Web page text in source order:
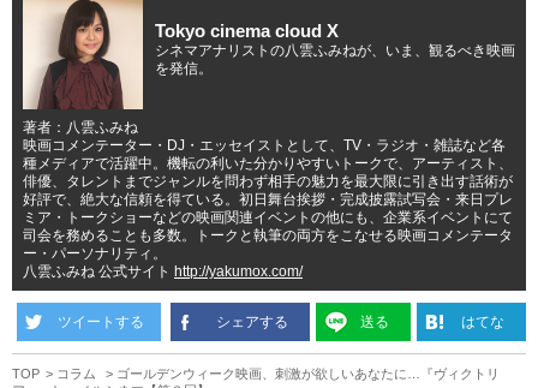
Tokyo cinema cloud X
シネマアナリストの八雲ふみねが、いま、観るべき映画
を発信。
著者：八雲ふみね
映画コメンテーター・DJ・エッセイストとして、TV・ラジオ・雑誌など各
種メディアで活躍中。機転の利いた分かりやすいトークで、アーティスト、
俳優、タレントまでジャンルを問わず相手の魅力を最大限に引き出す話術が
好評で、絶大な信頼を得ている。初日舞台挨拶・完成披露試写会・来日プレ
ミア・トークショーなどの映画関連イベントの他にも、企業系イベントにて
司会を務めることも多数。トークと執筆の両方をこなせる映画コメンテータ
ー・パーソナリティ。
八雲ふみね 公式サイト
http://yakumox.com/
ツイートする シェアする 送る はてな
TOP コラム
ゴールデンウィーク映画、刺激が欲しいあなたに…『ヴィクトリ